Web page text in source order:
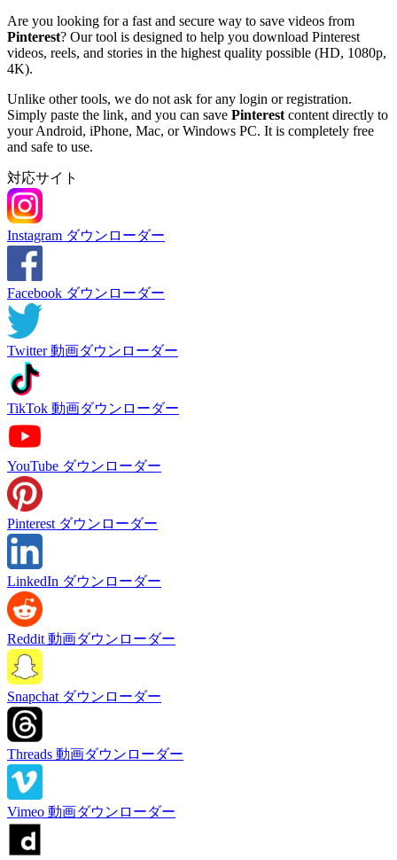
Are you looking for a fast and secure way to save videos from
Pinterest? Our tool is designed to help you download Pinterest
videos, reels, and stories in the highest quality possible (HD, 1080p,
4K).
Unlike other tools, we do not ask for any login or registration.
Simply paste the link, and you can save Pinterest content directly to
your Android, iPhone, Mac, or Windows PC. It is completely free
and safe to use.
対応サイト
Instagram ダウンローダー
Facebook ダウンローダー
Twitter 動画ダウンローダー
TikTok 動画ダウンローダー
YouTube ダウンローダー
Pinterest ダウンローダー
LinkedIn ダウンローダー
Reddit 動画ダウンローダー
Snapchat ダウンローダー
Threads 動画ダウンローダー
Vimeo 動画ダウンローダー